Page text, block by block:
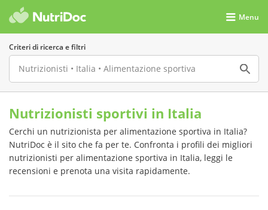
Menu
Criteri di ricerca e filtri
Nutrizionisti sportivi in Italia
Cerchi un nutrizionista per alimentazione sportiva in Italia?
NutriDoc è il sito che fa per te. Confronta i profili dei migliori
nutrizionisti per alimentazione sportiva in Italia, leggi le
recensioni e prenota una visita rapidamente.